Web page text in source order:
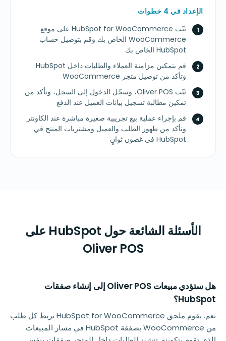
الإعداد في 4 خطوات
ثبّت HubSpot for WooCommerce على موقع
WooCommerce الخاص بك وقم بتوصيل حساب
HubSpot الخاص بك
قم بتمكين مزامنة العملاء والطلبات داخل HubSpot
وتأكد من توصيل متجر WooCommerce
ثبّت Oliver POS، وسجّل الدخول إلى السجل، وتأكد من
تمكين مطالبة تسجيل بيانات العميل عند الدفع
قم بإجراء عملية بيع تجريبية صغيرة مباشرة عند الكاونتر
وتأكد من ظهور الطلب والعميل ومشتريات المنتج في
HubSpot في غضون ثوانٍ
الأسئلة الشائعة حول HubSpot على
Oliver POS
هل ستؤدي مبيعات Oliver POS إلى إنشاء صفقات
HubSpot؟
نعم. يقوم ملحق HubSpot for WooCommerce بربط كل طلب
من WooCommerce بصفقة HubSpot في مسار المبيعات